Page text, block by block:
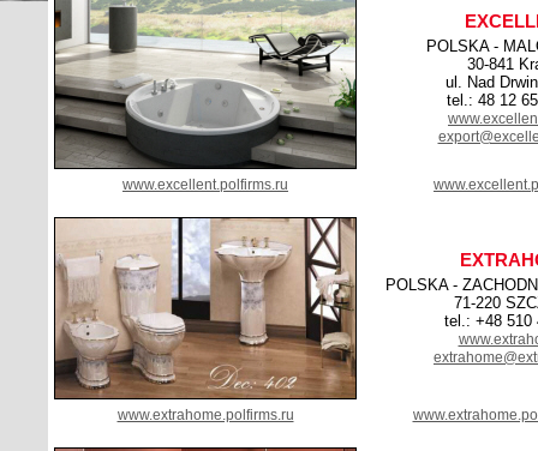
POLSKA -
30-841
ul. Nad
tel.: 48 12
www.excellent.polfirms.ru
POLSKA -
71-220
tel.: +48 510
www.extrahome.polfirms.ru